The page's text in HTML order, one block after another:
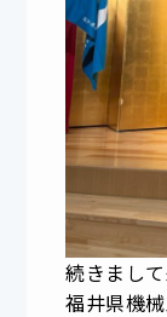
続きまし
福井県機